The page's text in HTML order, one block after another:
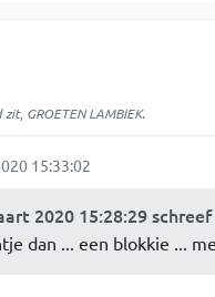
GROETEN LAMBIEK.
15:33:02
2020 15:28:29 schreef
dan ... een blokkie ...